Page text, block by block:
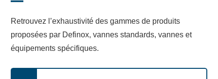
Retrouvez l’exhaustivité des gammes de produits
proposées par Definox, vannes standards, vannes et
équipements spécifiques.